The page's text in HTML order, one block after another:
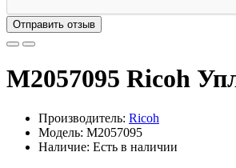
Отправить отзыв
M2057095 Ricoh
Производитель: Ricoh
Модель: M2057095
Наличие: Есть в наличии